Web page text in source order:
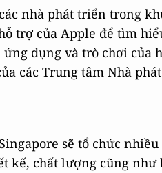
nhà phát triển trong
trợ của Apple để tìm
dụng và trò chơi của
các Trung tâm Nhà
sẽ tổ chức nhiều
kế, chất lượng cũng như